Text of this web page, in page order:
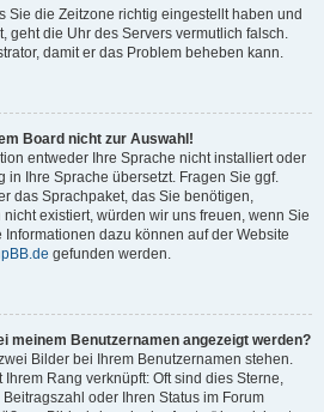
Sie die Zeitzone richtig eingestellt haben und
geht die Uhr des Servers vermutlich falsch.
damit er das Problem beheben kann.
Board nicht zur Auswahl!
entweder Ihre Sprache nicht installiert oder
in Ihre Sprache übersetzt. Fragen Sie ggf.
das Sprachpaket, das Sie benötigen,
existiert, würden wir uns freuen, wenn Sie
dazu können auf der Website
gefunden werden.
meinem Benutzernamen angezeigt werden?
Bilder bei Ihrem Benutzernamen stehen.
Rang verknüpft: Oft sind dies Sterne,
oder Ihren Status im Forum